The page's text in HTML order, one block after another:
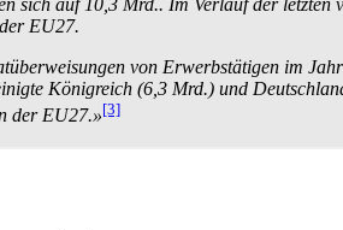
sich auf 10,3 Mrd.. Im Verlauf der
EU27.
von Erwerbs­tätigen im
Königreich (6,3 Mrd.) und
der EU27.»[3]